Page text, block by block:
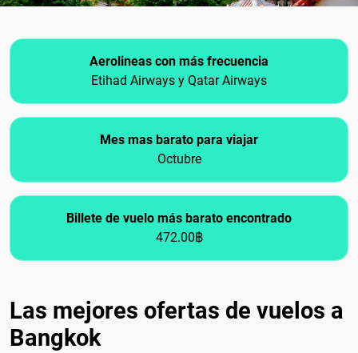
Aerolineas con más frecuencia
Etihad Airways y Qatar Airways
Mes mas barato para viajar
Octubre
Billete de vuelo más barato encontrado
472.00฿
Las mejores ofertas de vuelos a
Bangkok